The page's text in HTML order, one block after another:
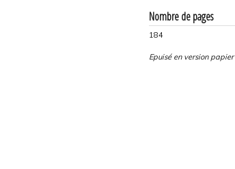
Nombre de pages
184
Epuisé en version papier